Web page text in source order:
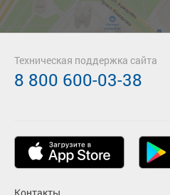
Техническая поддержка сайта
8 800 600-03-38